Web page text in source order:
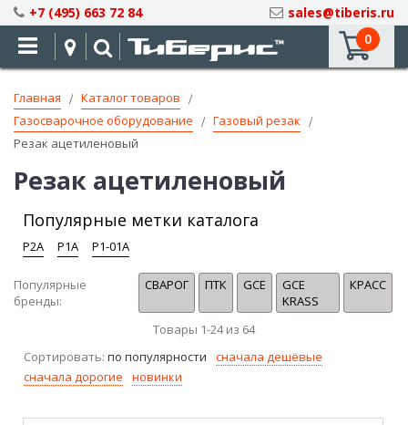
Skip
to
Content
+7 (495) 663 72 84
sales@tiberis.ru
0
Главная
Каталог товаров
Газосварочное оборудование
Газовый резак
Резак ацетиленовый
Резак ацетиленовый
Популярные метки каталога
Р2А Р1А Р1-01А
Популярные
бренды:
СВАРОГ ПТК GCE
GCE
KRASS
КРАСС
Товары 1-24из 64
Сортировать: по популярности
сначала дешёвые
сначала дорогие
новинки